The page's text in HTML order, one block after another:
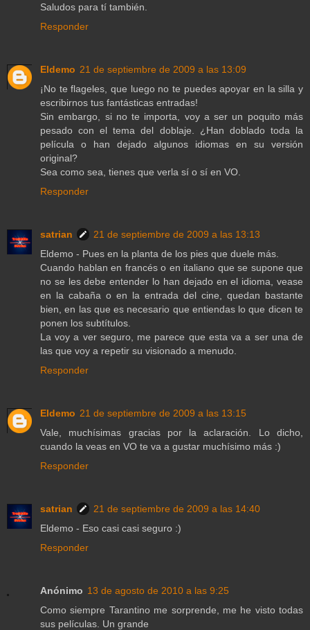
Saludos para tí también.
Responder
Eldemo 21 de septiembre de 2009 a las 13:09
¡No te flageles, que luego no te puedes apoyar en la silla y
escribirnos tus fantásticas entradas!
Sin embargo, si no te importa, voy a ser un poquito más
pesado con el tema del doblaje. ¿Han doblado toda la
película o han dejado algunos idiomas en su versión
original?
Sea como sea, tienes que verla sí o sí en VO.
Responder
satrian
21 de septiembre de 2009 a las 13:13
Eldemo - Pues en la planta de los pies que duele más.
Cuando hablan en francés o en italiano que se supone que
no se les debe entender lo han dejado en el idioma, vease
en la cabaña o en la entrada del cine, quedan bastante
bien, en las que es necesario que entiendas lo que dicen te
ponen los subtítulos.
La voy a ver seguro, me parece que esta va a ser una de
las que voy a repetir su visionado a menudo.
Responder
Eldemo 21 de septiembre de 2009 a las 13:15
Vale, muchísimas gracias por la aclaración. Lo dicho,
cuando la veas en VO te va a gustar muchísimo más :)
Responder
satrian
21 de septiembre de 2009 a las 14:40
Eldemo - Eso casi casi seguro :)
Responder
Anónimo 13 de agosto de 2010 a las 9:25
Como siempre Tarantino me sorprende, me he visto todas
sus películas. Un grande